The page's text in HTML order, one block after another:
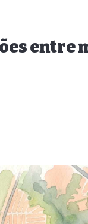
entre